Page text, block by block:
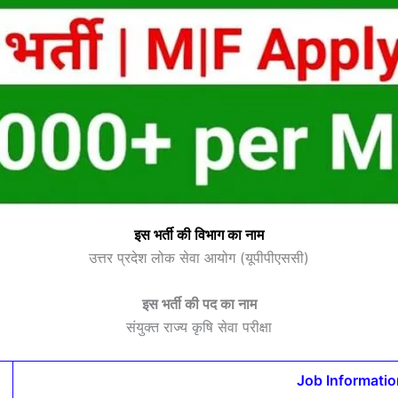
इस भर्ती की विभाग का नाम
उत्तर प्रदेश लोक सेवा आयोग (यूपीपीएससी)
इस भर्ती की पद का नाम
संयुक्त राज्य कृषि सेवा परीक्षा
Job